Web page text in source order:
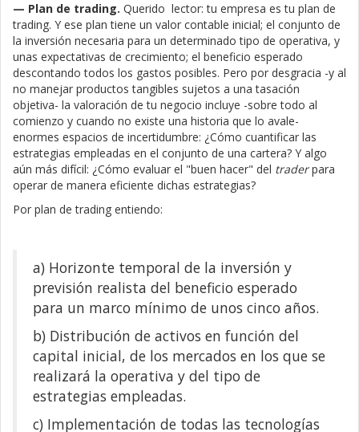
— Plan de trading. Querido lector: tu empresa es tu plan de
trading. Y ese plan tiene un valor contable inicial; el conjunto de
la inversión necesaria para un determinado tipo de operativa, y
unas expectativas de crecimiento; el beneficio esperado
descontando todos los gastos posibles. Pero por desgracia -y al
no manejar productos tangibles sujetos a una tasación
objetiva- la valoración de tu negocio incluye -sobre todo al
comienzo y cuando no existe una historia que lo avale-
enormes espacios de incertidumbre: ¿Cómo cuantificar las
estrategias empleadas en el conjunto de una cartera? Y algo
aún más difícil: ¿Cómo evaluar el "buen hacer" del traderpara
operar de manera eficiente dichas estrategias?
Por plan de trading entiendo:
a) Horizonte temporal de la inversión y
previsión realista del beneficio esperado
para un marco mínimo de unos cinco años.
b) Distribución de activos en función del
capital inicial, de los mercados en los que se
realizará la operativa y del tipo de
estrategias empleadas.
c) Implementación de todas las tecnologías